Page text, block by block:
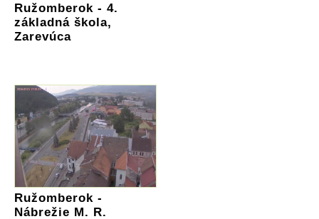
Ružomberok - 4.
základná škola,
Zarevúca
Ružomberok -
Nábrežie M. R.